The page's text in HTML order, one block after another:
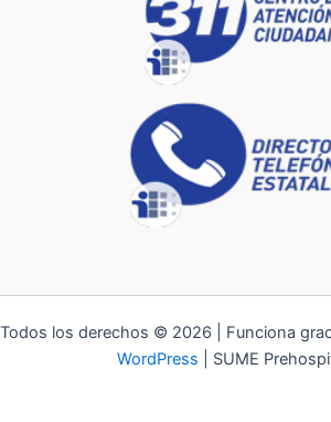
Todos los derechos © 2026 | Funciona
WordPress | SUME